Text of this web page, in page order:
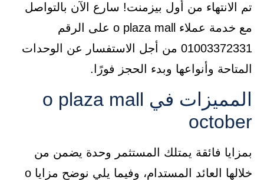
تم الانتهاء من أول بيزمنت! سارع الآن بالتواصل
مع خدمة عملاء o plaza mall على الرقم
01003372331 من أجل الاستفسار عن الوحدات
المتاحة وأنواعها وبدء الحجز فورًا.
المميزات في o plaza mall
october
بمزايا فائقة يمتلك المستثمر وحدة يضمن من
خلالها العائد المستدام، وفيما يلي نوضح مزايا o